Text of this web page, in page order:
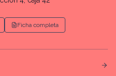
Ficha completa